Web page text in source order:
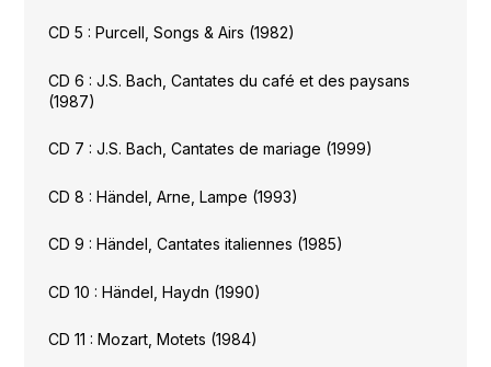
CD 5 : Purcell, Songs & Airs (1982)
CD 6 : J.S. Bach, Cantates du café et des paysans
(1987)
CD 7 : J.S. Bach, Cantates de mariage (1999)
CD 8 : Händel, Arne, Lampe (1993)
CD 9 : Händel, Cantates italiennes (1985)
CD 10 : Händel, Haydn (1990)
CD 11 : Mozart, Motets (1984)